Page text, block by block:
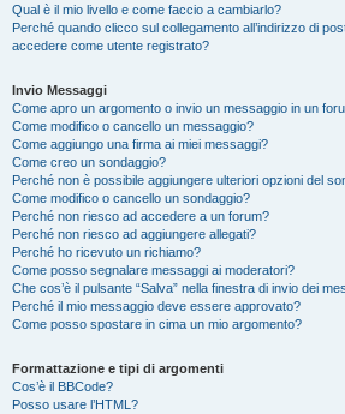
Qual è il mio livello e come faccio a cambiarlo?
Perché quando clicco sul collegamento all’indirizzo di
accedere come utente registrato?
Invio Messaggi
Come apro un argomento o invio un messaggio in un
Come modifico o cancello un messaggio?
Come aggiungo una firma ai miei messaggi?
Come creo un sondaggio?
Perché non è possibile aggiungere ulteriori opzioni del
Come modifico o cancello un sondaggio?
Perché non riesco ad accedere a un forum?
Perché non riesco ad aggiungere allegati?
Perché ho ricevuto un richiamo?
Come posso segnalare messaggi ai moderatori?
Che cos’è il pulsante “Salva” nella finestra di invio dei
Perché il mio messaggio deve essere approvato?
Come posso spostare in cima un mio argomento?
Formattazione e tipi di argomenti
Cos’è il BBCode?
Posso usare l’HTML?